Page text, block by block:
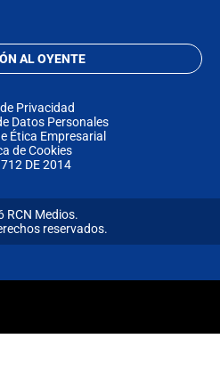
AL OYENTE
Privacidad
Datos Personales
Ética Empresarial
de Cookies
DE 2014
RCN Medios.
reservados.